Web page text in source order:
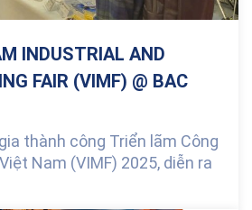
INDUSTRIAL AND
FAIR (VIMF) @ BAC
thành công Triển lãm Công
Nam (VIMF) 2025, diễn ra